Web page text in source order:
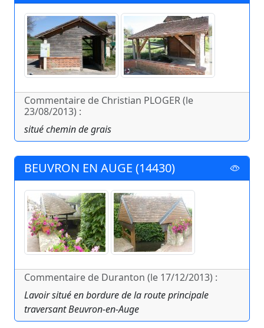
Commentaire de Christian PLOGER (le
23/08/2013) :
situé chemin de grais
BEUVRON EN AUGE (14430)
Commentaire de Duranton (le 17/12/2013) :
Lavoir situé en bordure de la route principale
traversant Beuvron-en-Auge